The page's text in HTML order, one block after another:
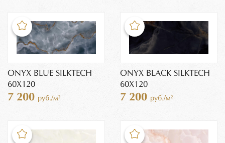
ONYX BLUE SILKTECH
60X120
7 200 руб./м²
ONYX BLACK SILKTECH
60X120
7 200 руб./м²